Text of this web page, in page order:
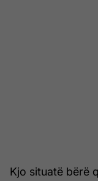
Kjo situatë bërë